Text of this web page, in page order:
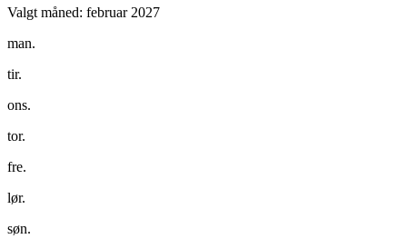
Valgt måned: februar 2027
man.
tir.
ons.
tor.
fre.
lør.
søn.